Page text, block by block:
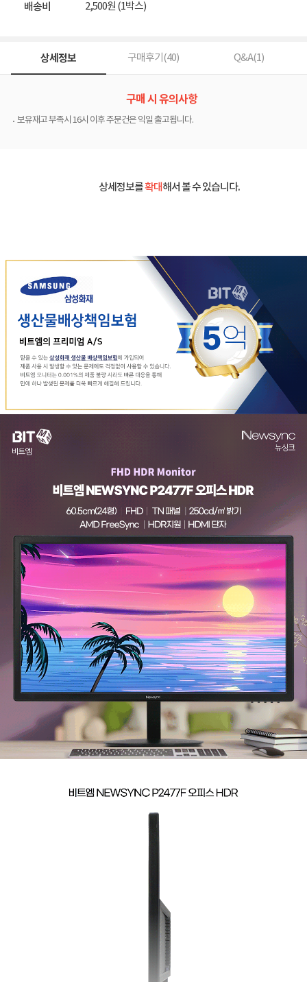
배송비 2,500원 (1박스)
상세정보 구매후기(40) Q&A(1)
구매 시 유의사항
보유재고 부족시 16시 이후 주문건은 익일 출고됩니다.
상세정보를확대해서 볼 수 있습니다.